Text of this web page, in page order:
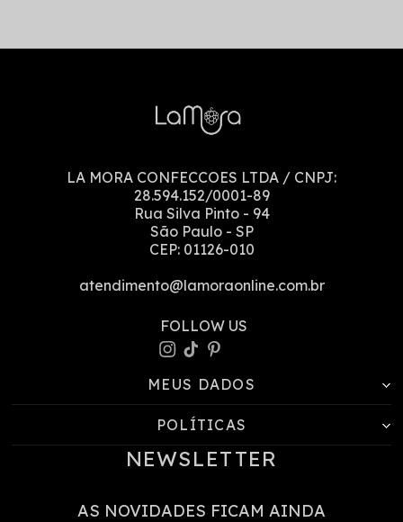
LA MORA CONFECCOES LTDA / CNPJ:
28.594.152/0001-89
Rua Silva Pinto - 94
São Paulo - SP
CEP: 01126-010
atendimento@lamoraonline.com.br
MEUS DADOS
POLÍTICAS
NEWSLETTER
AS NOVIDADES FICAM AINDA